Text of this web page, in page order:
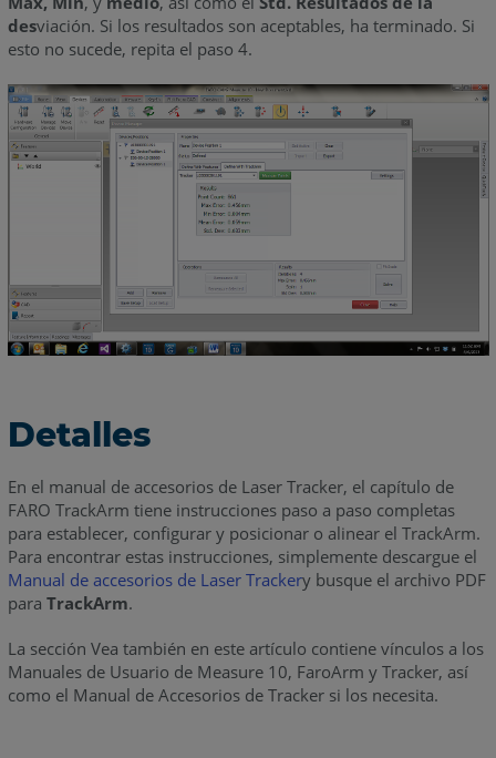
desviación. Si los resultados son aceptables, ha terminado. Si
esto no sucede, repita el paso 4.
Detalles
En el manual de accesorios de Laser Tracker, el capítulo de
FARO TrackArm tiene instrucciones paso a paso completas
para establecer, configurar y posicionar o alinear el TrackArm.
Para encontrar estas instrucciones, simplemente descargue el
Manual de accesorios de Laser Trackery busque el archivo PDF
para TrackArm.
La sección Vea también en este artículo contiene vínculos a los
Manuales de Usuario de Measure 10, FaroArm y Tracker, así
como el Manual de Accesorios de Tracker si los necesita.